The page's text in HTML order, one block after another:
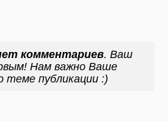
комментариев. Ваш
Нам важно Ваше
теме публикации :)